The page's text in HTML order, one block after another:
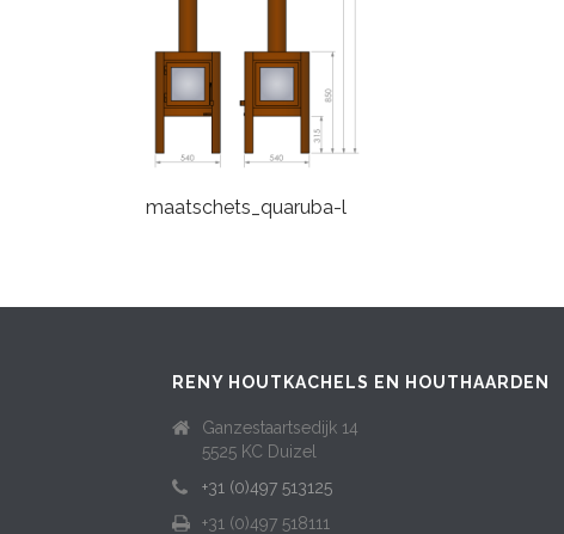
maatschets_quaruba-l
RENY HOUTKACHELS EN HOUTHAARDEN
Ganzestaartsedijk 14
5525 KC Duizel
+31 (0)497 513125
+31 (0)497 518111